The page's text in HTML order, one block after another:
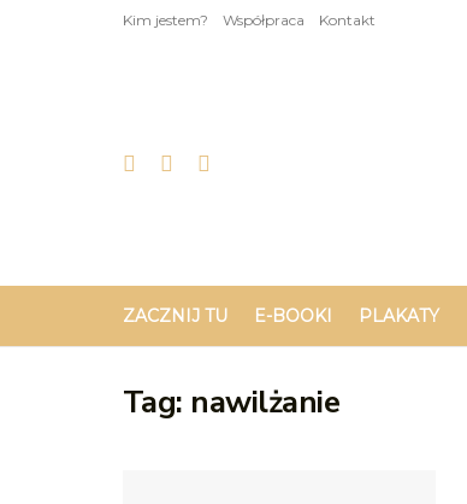
Kim jestem? Współpraca Kontakt
ZACZNIJ TU E-BOOKI PLAKATY
Tag: nawilżanie